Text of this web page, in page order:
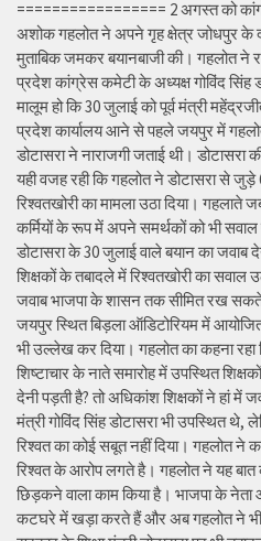
================= 2 अगस्त को
अशोक गहलोत ने अपने गृह क्षेत्र जोधपुर
मुताबिक जमकर बयानबाजी की। गहलोत ने
प्रदेश कांग्रेस कमेटी के अध्यक्ष गोविंद सिंह
मालूम हो कि 30 जुलाई को पूर्व मंत्री
प्रदेश कार्यालय आने से पहले जयपुर में
डोटासरा ने नाराजगी जताई थी। डोटासरा
यही वजह रही कि गहलोत ने डोटासरा से जुड़े
रिश्वतखोरी का मामला उठा दिया। गहलाते
कर्मियों के रूप में अपने समर्थकों को भी
डोटासरा के 30 जुलाई वाले बयान का
शिक्षकों के तबादले में रिश्वतखोरी का सवाल
जवाब भाजपा के शासन तक सीमित रख सकते
जयपुर स्थित बिड़ला ऑडिटोरियम में
भी उल्लेख कर दिया। गहलोत का कहना
शिष्टाचार के नाते समारोह में उपस्थित
देनी पड़ती है? तो अधिकांश शिक्षकों ने हां में
मंत्री गोविंद सिंह डोटासरा भी उपस्थित थे,
रिश्वत का कोई सबूत नहीं दिया। गहलोत ने
रिश्वत के आरोप लगते है। गहलोत ने यह
छिड़कने वाला काम किया है। भाजपा के
कटघरे में खड़ा करते हैं और अब गहलोत ने भी